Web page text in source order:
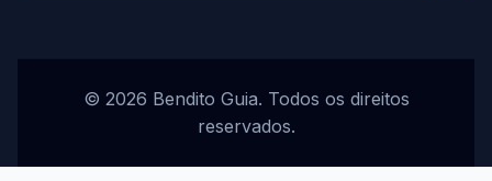
© 2026 Bendito Guia. Todos os direitos
reservados.